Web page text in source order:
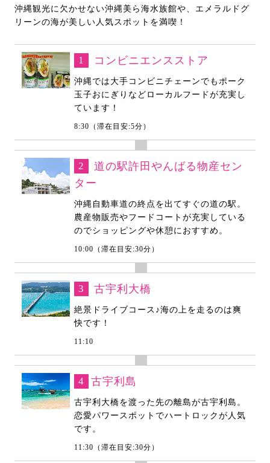
沖縄観光に欠かせない沖縄美ら海水族館や、エメラルドグ
リーンの海が美しい人気スポットを満喫！
1 コンビニエンスストア
沖縄では大手コンビニチェーンでもポーク
玉子おにぎりなどローカルフードが充実し
ています！
8:30（滞在目安:5分）
2
道の駅許田やんばる物産セン
ター
沖縄自動車道の終点を出てすぐの道の駅。
農産物販売やフードコートが充実している
のでショッピングや休憩におすすめ。
10:00（滞在目安:30分）
3 古宇利大橋
絶景ドライブコース♪海の上を走るのは爽
快です！
11:10
4 古宇利島
古宇利大橋を渡った先の離島が古宇利島。
恋愛パワースポットでハートロックが人気
です。
11:30（滞在目安:30分）